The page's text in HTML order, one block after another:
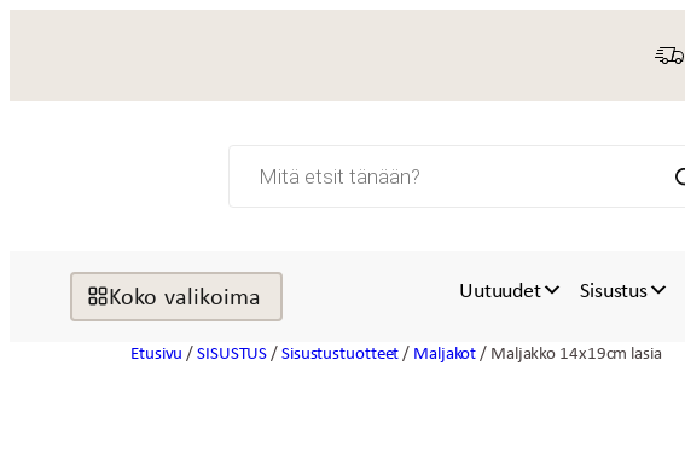
search
Koko valikoima Uutuudet Sisustus
Etusivu /SISUSTUS/Sisustustuotteet/ Maljakot/ Maljakko 14x19cm lasia